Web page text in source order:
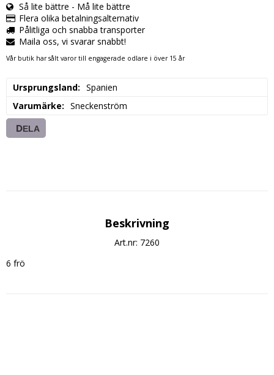
Så lite bättre - Må lite bättre
Flera olika betalningsalternativ
Pålitliga och snabba transporter
Maila oss, vi svarar snabbt!
Vår butik har sålt varor till engagerade odlare i över 15 år
Ursprungsland
Spanien
Varumärke
Sneckenström
DELA
Beskrivning
Art.nr: 7260
6 frö